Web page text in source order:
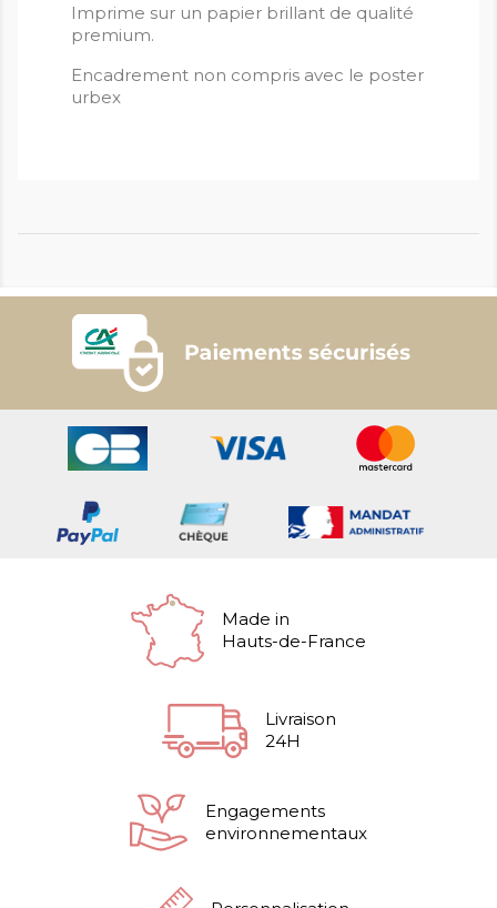
Imprime sur un papier brillant de qualité
premium.
Encadrement non compris avec le poster
urbex
Made in
Hauts-de-France
Livraison
24H
Engagements
environnementaux